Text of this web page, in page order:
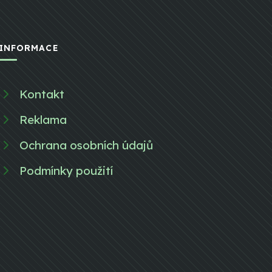
Kontakt
Reklama
Ochrana osobních údajů
Podmínky použití